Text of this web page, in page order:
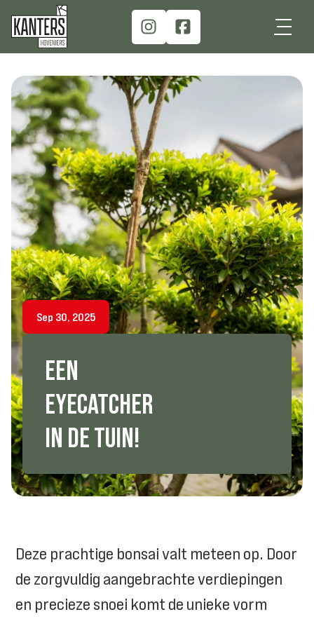
EEN
EYECATCHER
IN DETUIN!
Sep 30, 2025
Deze prachtige bonsai valt meteen op. Door
de zorgvuldig aangebrachte verdiepingen
en precieze snoei komt de unieke vorm